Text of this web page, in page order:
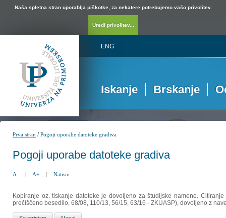
Naša spletna stran uporablja piškotke, za nekatere potrebujemo vašo privolitev.
Uredi privolitev...
ENG
Iskanje Brskanje
Prva stran /Pogoji uporabe datoteke gradiva
Pogoji uporabe datoteke gradiva
A- | A+ | Natisni
Kopiranje oz. tiskanje datoteke je dovoljeno za študijske namene.
prečiščeno besedilo, 68/08, 110/13, 56/15, 63/16 - ZKUASP), dovoljeno z